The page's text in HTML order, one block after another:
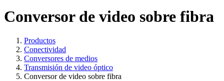
Conversor de video sobre fibra
Productos
Conectividad
Conversores de medios
Transmisión de video óptico
Conversor de video sobre fibra